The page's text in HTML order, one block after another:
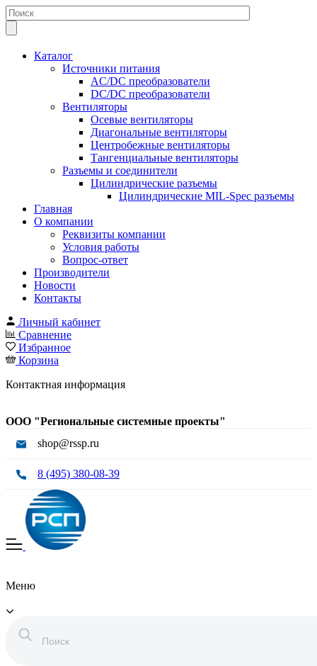
Каталог
Источники питания
AC/DC преобразователи
DC/DC преобразователи
Вентиляторы
Осевые вентиляторы
Диагональные вентиляторы
Центробежные вентиляторы
Тангенциальные вентиляторы
Разъемы и соединители
Цилиндрические разъемы
Цилиндрические MIL-Spec разъемы
Главная
О компании
Реквизиты компании
Условия работы
Вопрос-ответ
Производители
Новости
Контакты
Личный кабинет
Сравнение
Избранное
Корзина
Контактная информация
ООО "Региональные системные проекты"
shop@rssp.ru
8 (495) 380-08-39
Меню